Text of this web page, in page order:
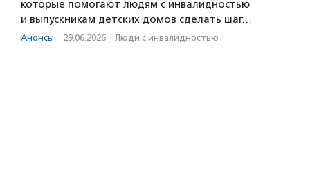
которые помогают людям с инвалидностью
и выпускникам детских домов сделать шаг…
Анонсы · 29.06.2026 · Люди с инвалидностью